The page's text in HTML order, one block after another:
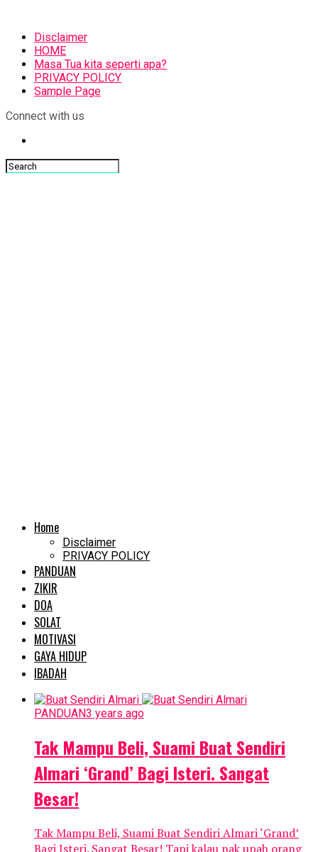
Disclaimer
HOME
Masa Tua kita seperti apa?
PRIVACY POLICY
Sample Page
Connect with us
Home
Disclaimer
PRIVACY POLICY
PANDUAN
ZIKIR
DOA
SOLAT
MOTIVASI
GAYA HIDUP
IBADAH
PANDUAN3 years ago
Tak Mampu Beli, Suami Buat Sendiri
Almari ‘Grand’ Bagi Isteri. Sangat
Besar!
Tak Mampu Beli, Suami Buat Sendiri Almari ‘Grand’
Bagi Isteri. Sangat Besar! Tapi kalau nak upah orang